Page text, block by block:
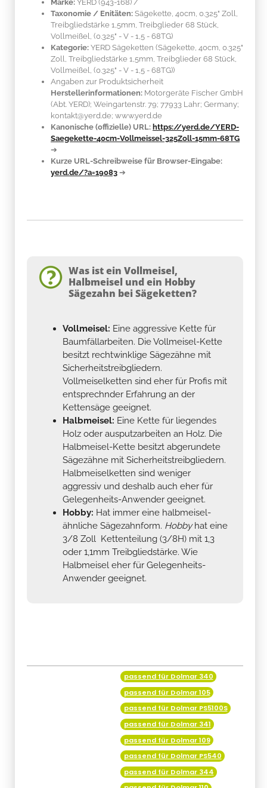
Marke: YERD (943-168) /
Taxonomie / Enitäten: Sägekette, 40cm, 0.325" Zoll,
Treibgliedstärke 1,5mm, Treibglieder 68 Stück,
Vollmeißel, (0.325" - V - 1,5 - 68TG)
Kategorie: YERD Sägeketten (Sägekette, 40cm, 0.325"
Zoll, Treibgliedstärke 1,5mm, Treibglieder 68 Stück,
Vollmeißel, (0.325" - V - 1,5 - 68TG))
Angaben zur Produktsicherheit
Herstellerinformationen: Motorgeräte Fischer GmbH
(Abt. YERD); Weingartenstr. 79; 77933 Lahr; Germany;
kontakt@yerd.de; www.yerd.de
Kanonische (offizielle) URL: https://yerd.de/YERD-
Saegekette-40cm-Vollmeissel-325Zoll-15mm-68TG
➔
Kurze URL-Schreibweise für Browser-Eingabe:
yerd.de/?a=19083 ➔
Was ist ein Vollmeisel,
Halbmeisel und ein Hobby
Sägezahn bei Sägeketten?
Vollmeisel: Eine aggressive Kette für
Baumfällarbeiten. Die Vollmeisel-Kette
besitzt rechtwinklige Sägezähne mit
Sicherheitstreibgliedern.
Vollmeiselketten sind eher für Profis mit
entsprechnder Erfahrung an der
Kettensäge geeignet.
Halbmeisel: Eine Kette für liegendes
Holz oder ausputzarbeiten an Holz. Die
Halbmeisel-Kette besitzt abgerundete
Sägezähne mit Sicherheitstreibgliedern.
Halbmeiselketten sind weniger
aggressiv und deshalb auch eher für
Gelegenheits-Anwender geeignet.
Hobby: Hat immer eine halbmeisel-
ähnliche Sägezahnform. Hobbyhat eine
3/8 Zoll Kettenteilung (3/8H) mit 1,3
oder 1,1mm Treibgliedstärke. Wie
Halbmeisel eher für Gelegenheits-
Anwender geeignet.
Produkteigenschaft passend für Dolmar 340
passend für Dolmar 105
passend für Dolmar PS5100S
passend für Dolmar 341
passend für Dolmar 109
passend für Dolmar PS540
passend für Dolmar 344